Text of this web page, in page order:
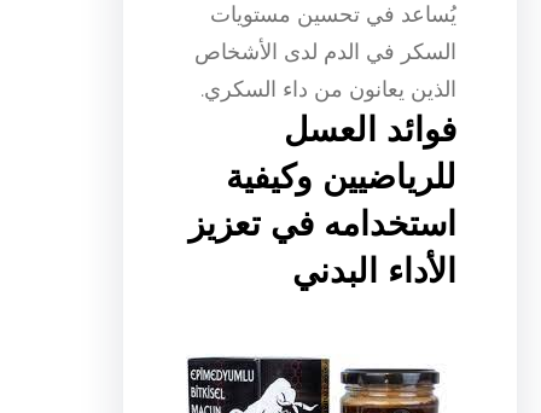
يُساعد في تحسين مستويات
السكر في الدم لدى الأشخاص
الذين يعانون من داء السكري.
فوائد العسل
للرياضيين وكيفية
استخدامه في تعزيز
الأداء البدني